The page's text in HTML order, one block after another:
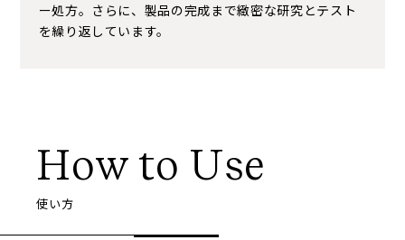
ー処方。さらに、製品の完成まで緻密な研究とテスト
を繰り返しています。
How to Use
使い方